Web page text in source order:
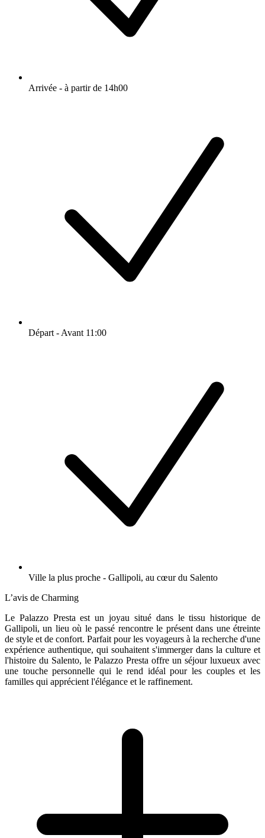
Arrivée - à partir de 14h00
Départ - Avant 11:00
Ville la plus proche - Gallipoli, au cœur du Salento
L’avis de Charming
Le Palazzo Presta est un joyau situé dans le tissu historique de
Gallipoli, un lieu où le passé rencontre le présent dans une étreinte
de style et de confort. Parfait pour les voyageurs à la recherche d'une
expérience authentique, qui souhaitent s'immerger dans la culture et
l'histoire du Salento, le Palazzo Presta offre un séjour luxueux avec
une touche personnelle qui le rend idéal pour les couples et les
familles qui apprécient l'élégance et le raffinement.